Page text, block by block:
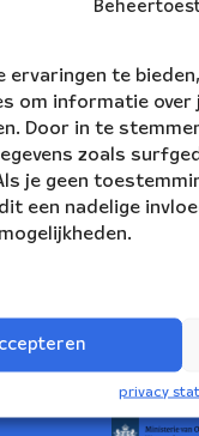
ervaringen te
om informatie
Door in te
zoals
je geen
een nadelige
privacy
NBE